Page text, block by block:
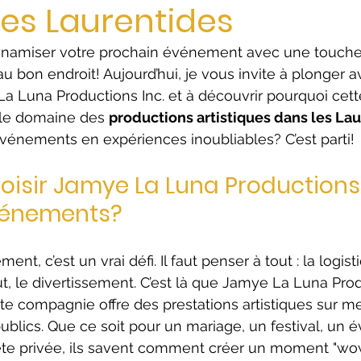
Laurentides
votre prochain événement avec une
bon endroit! Aujourd’hui, je vous invite à plonger
Luna Productions Inc. et à découvrir pourquoi
domaine des productions artistiques dans les
en expériences inoubliables? C’est parti!
Jamye La Luna
c’est un vrai défi. Il faut penser à tout : la
le divertissement. C’est là que Jamye La Luna
compagnie offre des prestations artistiques sur
Que ce soit pour un mariage, un festival, un
privée, ils savent comment créer un moment